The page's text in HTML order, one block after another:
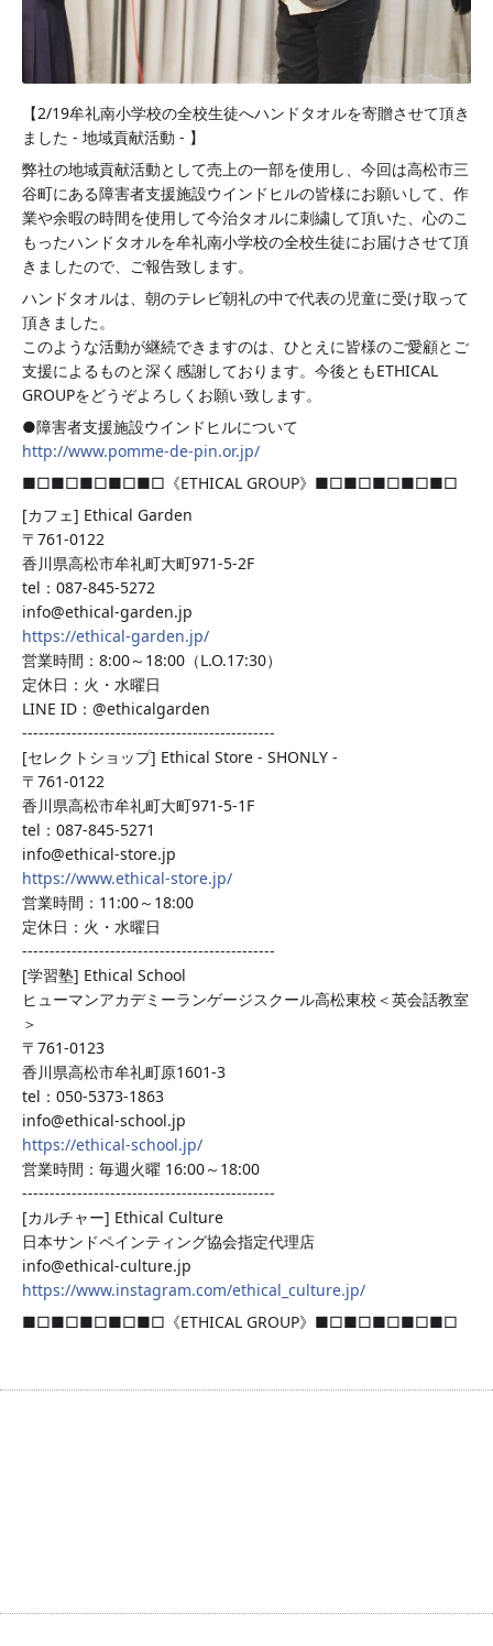
【2/19牟礼南小学校の全校生徒へハンドタオルを寄贈させて頂き
ました - 地域貢献活動 - 】
弊社の地域貢献活動として売上の一部を使用し、今回は高松市三
谷町にある障害者支援施設ウインドヒルの皆様にお願いして、作
業や余暇の時間を使用して今治タオルに刺繍して頂いた、心のこ
もったハンドタオルを牟礼南小学校の全校生徒にお届けさせて頂
きましたので、ご報告致します。
ハンドタオルは、朝のテレビ朝礼の中で代表の児童に受け取って
頂きました。
このような活動が継続できますのは、ひとえに皆様のご愛顧とご
支援によるものと深く感謝しております。今後ともETHICAL
GROUPをどうぞよろしくお願い致します。
●障害者支援施設ウインドヒルについて
http://www.pomme-de-pin.or.jp/
■□■□■□■□■□《ETHICAL GROUP》■□■□■□■□■□
[カフェ] Ethical Garden
〒761-0122
香川県高松市牟礼町大町971-5-2F
tel：087-845-5272
info@ethical-garden.jp
https://ethical-garden.jp/
営業時間：8:00～18:00（L.O.17:30）
定休日：火・水曜日
LINE ID：@ethicalgarden
----------------------------------------------
[セレクトショップ] Ethical Store - SHONLY -
〒761-0122
香川県高松市牟礼町大町971-5-1F
tel：087-845-5271
info@ethical-store.jp
https://www.ethical-store.jp/
営業時間：11:00～18:00
定休日：火・水曜日
----------------------------------------------
[学習塾] Ethical School
ヒューマンアカデミーランゲージスクール高松東校＜英会話教室
＞
〒761-0123
香川県高松市牟礼町原1601-3
tel：050-5373-1863
info@ethical-school.jp
https://ethical-school.jp/
営業時間：毎週火曜 16:00～18:00
----------------------------------------------
[カルチャー] Ethical Culture
日本サンドペインティング協会指定代理店
info@ethical-culture.jp
https://www.instagram.com/ethical_culture.jp/
■□■□■□■□■□《ETHICAL GROUP》■□■□■□■□■□